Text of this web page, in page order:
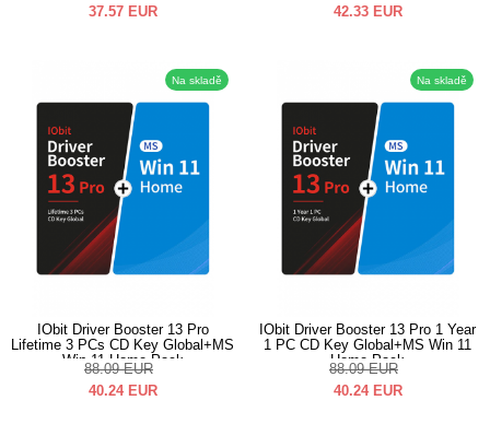
37.57 EUR
42.33 EUR
Na skladě
IObit Driver Booster 13 Pro
Lifetime 3 PCs CD Key Global+MS
Win 11 Home Pack
88.09 EUR
40.24 EUR
Na skladě
IObit Driver Booster 13 Pro 1 Year
1 PC CD Key Global+MS Win 11
Home Pack
88.09 EUR
40.24 EUR